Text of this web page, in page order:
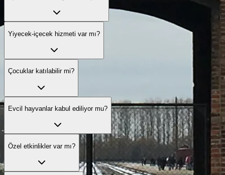
Yiyecek-içecek hizmeti var mı?
Çocuklar katılabilir mi?
Evcil hayvanlar kabul ediliyor mu?
Özel etkinlikler var mı?